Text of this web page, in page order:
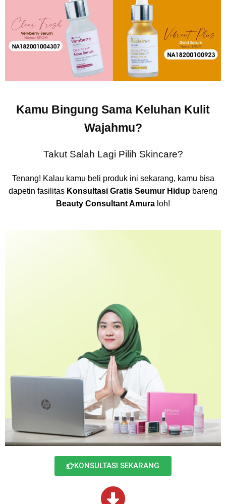
Kamu Bingung Sama Keluhan Kulit
Wajahmu?
Takut Salah Lagi Pilih Skincare?
Tenang! Kalau kamu beli produk ini sekarang, kamu bisa
dapetin fasilitas Konsultasi Gratis Seumur Hidup bareng
Beauty Consultant Amura loh!
KONSULTASI SEKARANG